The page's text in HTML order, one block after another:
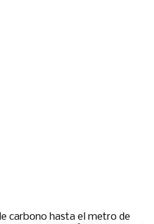
carbono hasta el metro de